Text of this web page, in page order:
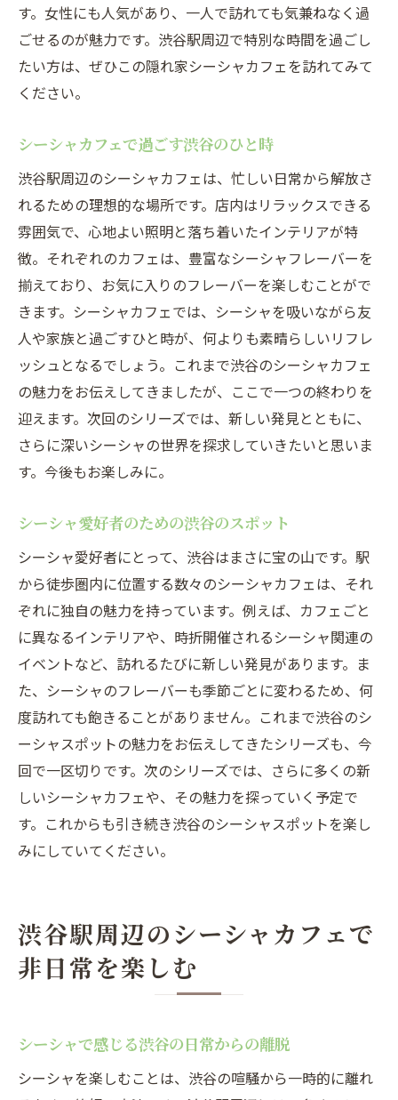
す。女性にも人気があり、一人で訪れても気兼ねなく過
ごせるのが魅力です。渋谷駅周辺で特別な時間を過ごし
たい方は、ぜひこの隠れ家シーシャカフェを訪れてみて
ください。
シーシャカフェで過ごす渋谷のひと時
渋谷駅周辺のシーシャカフェは、忙しい日常から解放さ
れるための理想的な場所です。店内はリラックスできる
雰囲気で、心地よい照明と落ち着いたインテリアが特
徴。それぞれのカフェは、豊富なシーシャフレーバーを
揃えており、お気に入りのフレーバーを楽しむことがで
きます。シーシャカフェでは、シーシャを吸いながら友
人や家族と過ごすひと時が、何よりも素晴らしいリフレ
ッシュとなるでしょう。これまで渋谷のシーシャカフェ
の魅力をお伝えしてきましたが、ここで一つの終わりを
迎えます。次回のシリーズでは、新しい発見とともに、
さらに深いシーシャの世界を探求していきたいと思いま
す。今後もお楽しみに。
シーシャ愛好者のための渋谷のスポット
シーシャ愛好者にとって、渋谷はまさに宝の山です。駅
から徒歩圏内に位置する数々のシーシャカフェは、それ
ぞれに独自の魅力を持っています。例えば、カフェごと
に異なるインテリアや、時折開催されるシーシャ関連の
イベントなど、訪れるたびに新しい発見があります。ま
た、シーシャのフレーバーも季節ごとに変わるため、何
度訪れても飽きることがありません。これまで渋谷のシ
ーシャスポットの魅力をお伝えしてきたシリーズも、今
回で一区切りです。次のシリーズでは、さらに多くの新
しいシーシャカフェや、その魅力を探っていく予定で
す。これからも引き続き渋谷のシーシャスポットを楽し
みにしていてください。
渋谷駅周辺のシーシャカフェで
非日常を楽しむ
シーシャで感じる渋谷の日常からの離脱
シーシャを楽しむことは、渋谷の喧騒から一時的に離れ